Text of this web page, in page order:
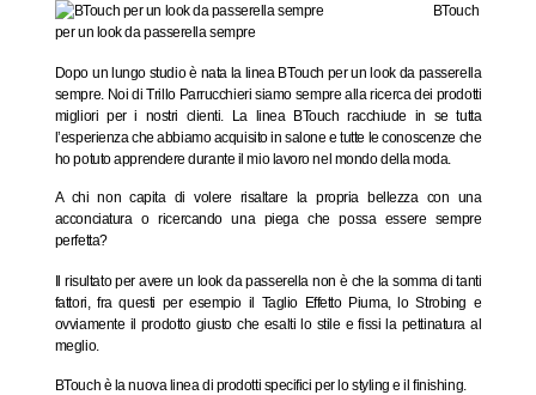
BTouch
per un look da passerella sempre
Dopo un lungo studio è nata la linea BTouch per un look da passerella
sempre. Noi di Trillo Parrucchieri siamo sempre alla ricerca dei prodotti
migliori per i nostri clienti. La linea BTouch racchiude in se tutta
l’esperienza che abbiamo acquisito in salone e tutte le conoscenze che
ho potuto apprendere durante il mio lavoro nel mondo della moda.
A chi non capita di volere risaltare la propria bellezza con una
acconciatura o ricercando una piega che possa essere sempre
perfetta?
Il risultato per avere un look da passerella non è che la somma di tanti
fattori, fra questi per esempio il Taglio Effetto Piuma, loStrobing e
ovviamente il prodotto giusto che esalti lo stile e fissi la pettinatura al
meglio.
BTouch è la nuova linea di prodotti specifici per lo styling e il finishing.